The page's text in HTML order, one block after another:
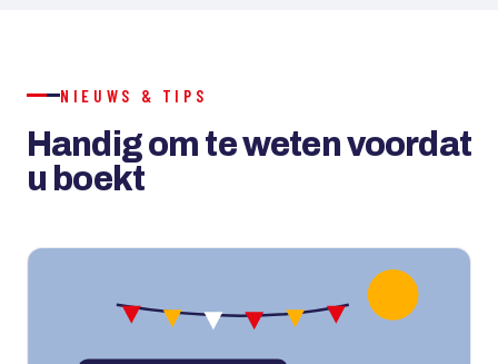
NIEUWS & TIPS
Handig om te weten voordat
u boekt